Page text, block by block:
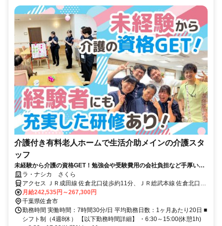
介護付き有料老人ホームで生活介助メインの介護スタ
ッフ
未経験から介護の資格GET！勉強会や受験費用の会社負担など手厚いサ
ポートが好評◎／上場企業だから叶えられる好待遇
ラ・ナシカ さくら
アクセス ＪＲ成田線 佐倉北口徒歩約11分、ＪＲ総武本線 佐倉北口徒
歩約11分、京成本線 京成佐倉南口徒歩約33分 JR総武本線 「佐倉
駅」北口から徒歩10分京成本線「佐倉駅」車で10分＊車・バイク通
勤可/駐車場有
月給242,535円～267,300円
千葉県佐倉市
勤務時間 実働時間：7時間30分/日 平均勤務日数：1ヶ月あたり20日 ■
シフト制（4週8休） 【以下勤務時間詳細】 ・6:30～15:00(休憩1h)